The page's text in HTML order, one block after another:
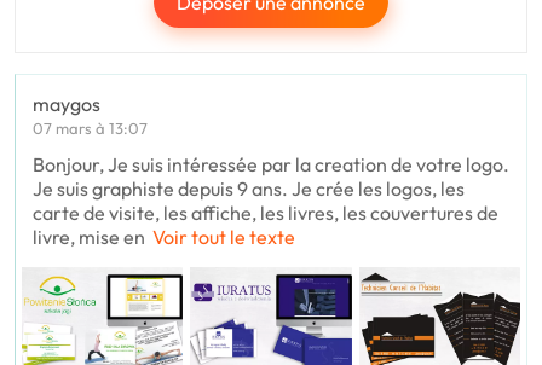
maygos
07 mars à 13:07
Bonjour, Je suis intéressée par la creation de votre logo.
Je suis graphiste depuis 9 ans. Je crée les logos, les
carte de visite, les affiche, les livres, les couvertures de
livre, mise en Voir tout le texte